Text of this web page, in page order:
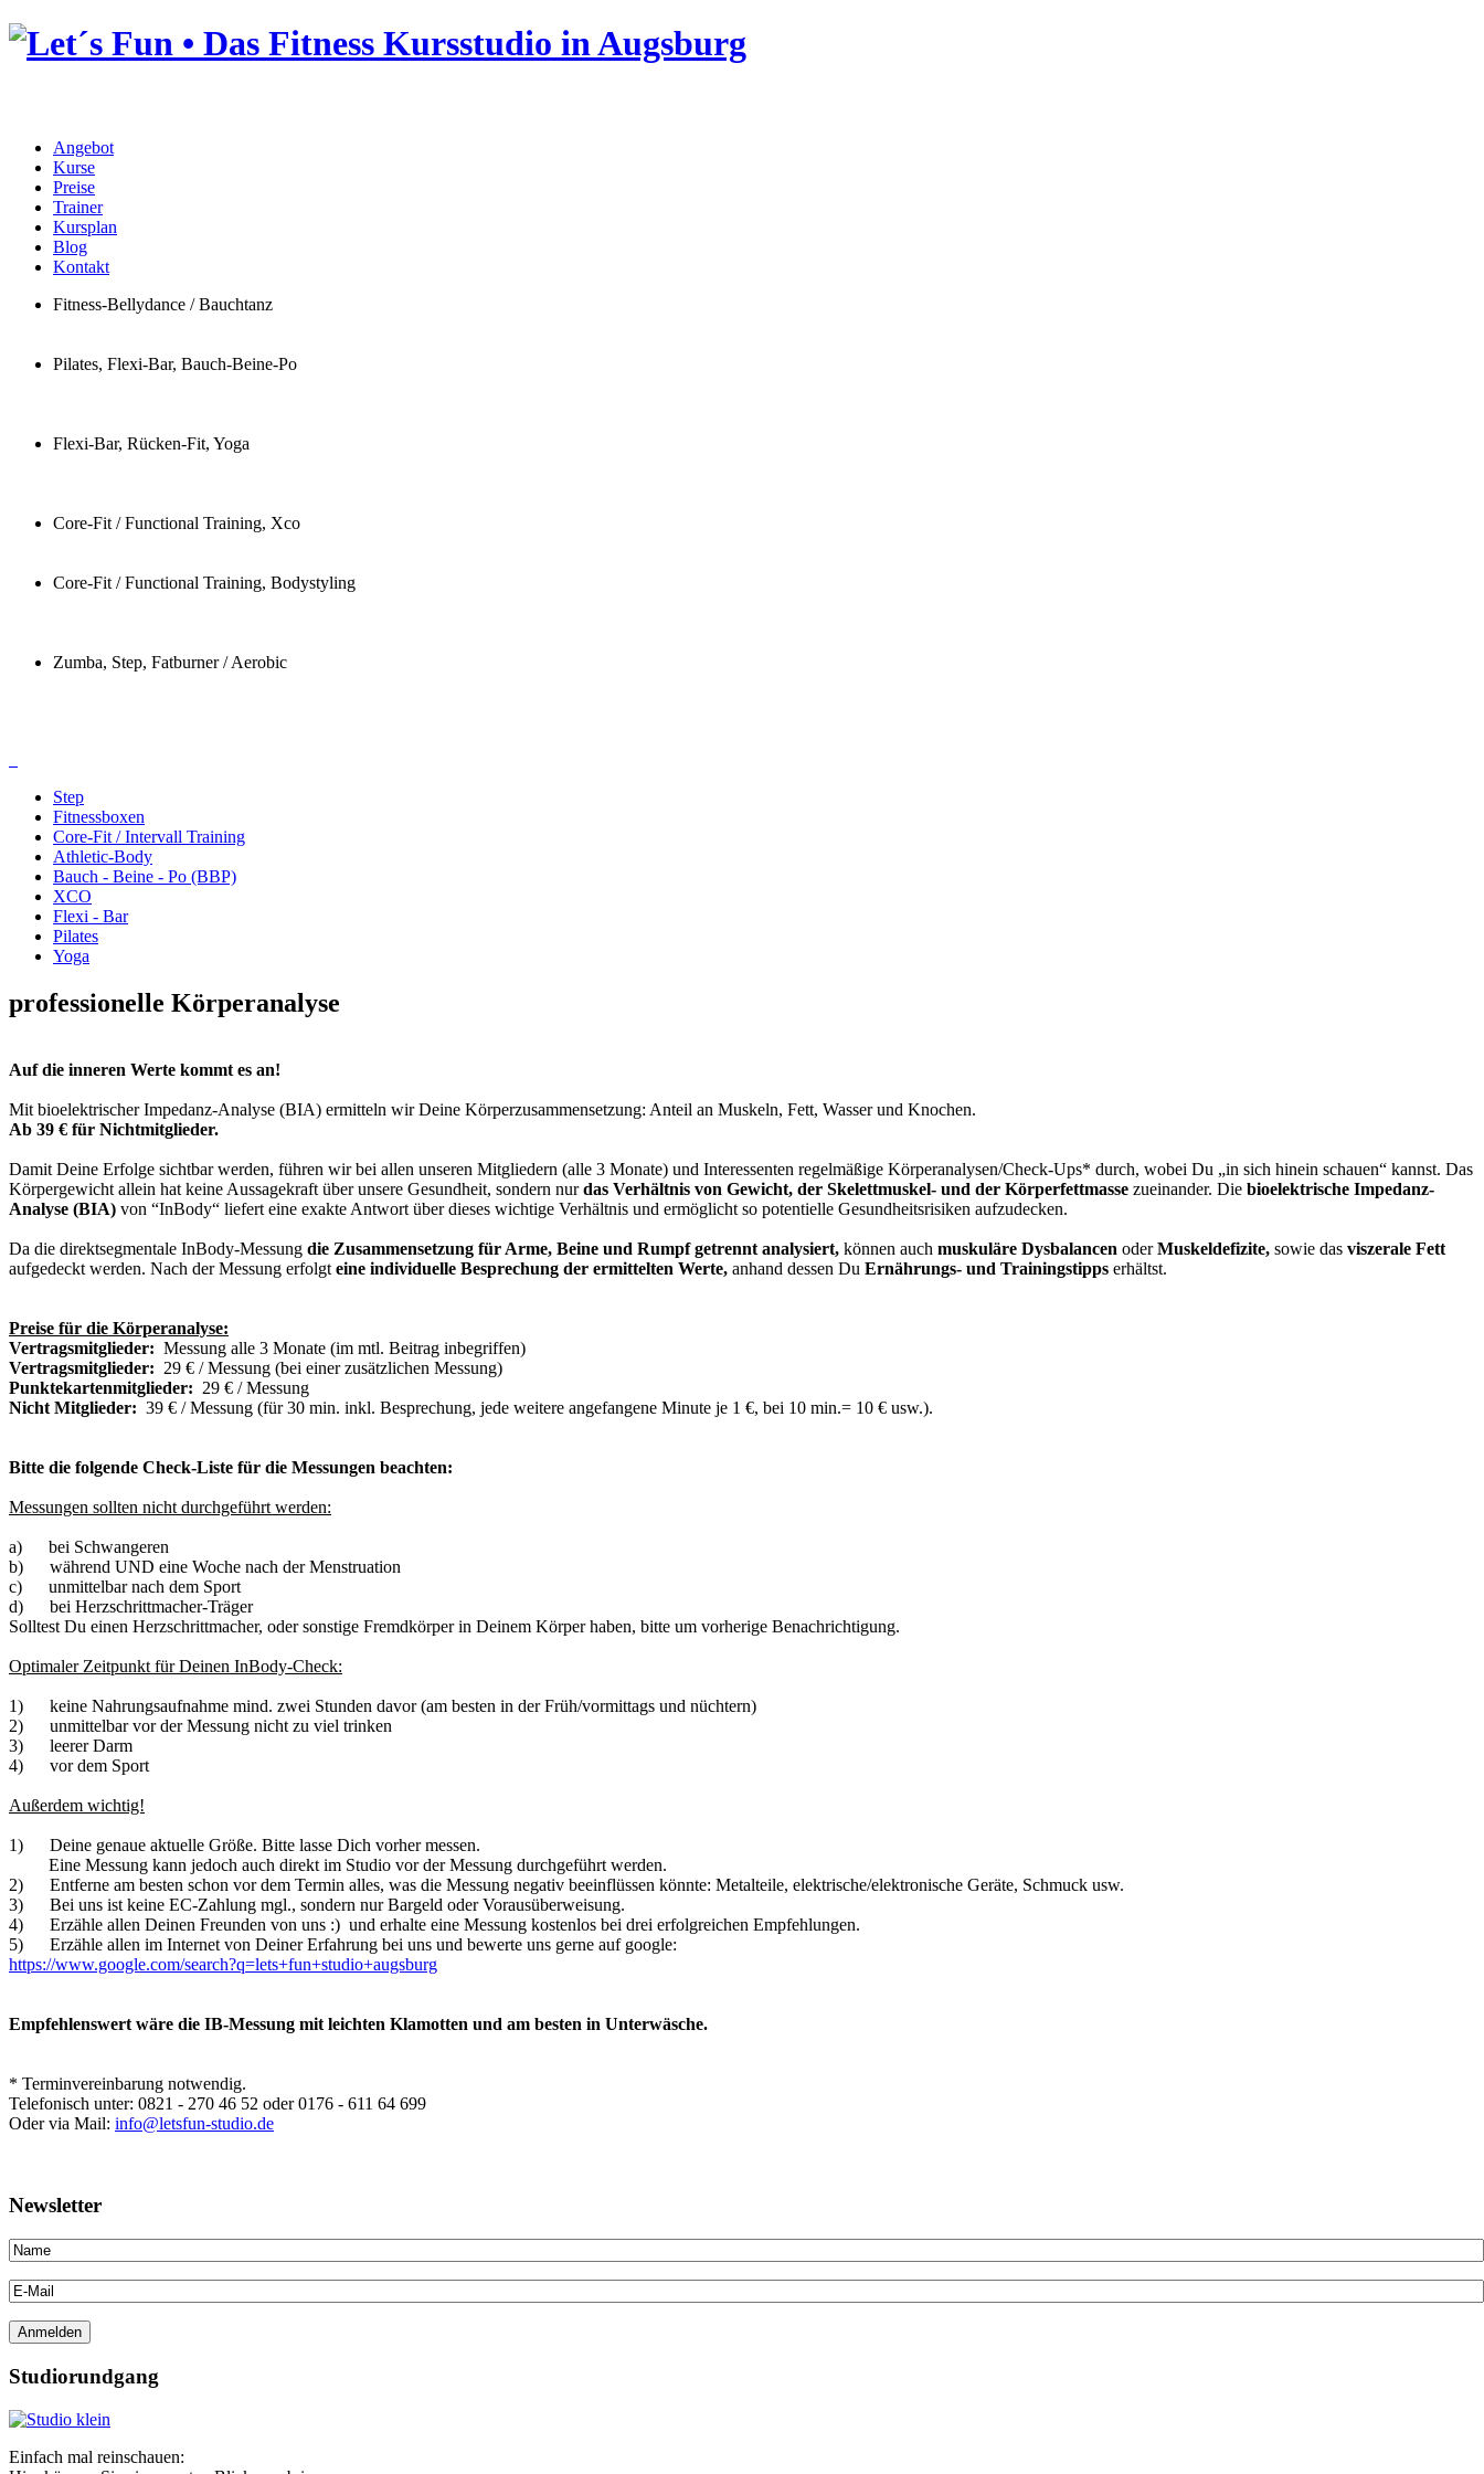
Angebot
Kurse
Preise
Trainer
Kursplan
Blog
Kontakt
Fitness-Bellydance / Bauchtanz
Pilates, Flexi-Bar, Bauch-Beine-Po
Flexi-Bar, Rücken-Fit, Yoga
Core-Fit / Functional Training, Xco
Core-Fit / Functional Training, Bodystyling
Zumba, Step, Fatburner / Aerobic
Step
Fitnessboxen
Core-Fit / Intervall Training
Athletic-Body
Bauch - Beine - Po (BBP)
XCO
Flexi - Bar
Pilates
Yoga
professionelle Körperanalyse
Auf die inneren Werte kommt es an!
Mit bioelektrischer Impedanz-Analyse (BIA) ermitteln wir Deine Körperzusammensetzung: Anteil an Muskeln, Fett, Wasser und Knochen.
Ab 39 € für Nichtmitglieder.
Damit Deine Erfolge sichtbar werden, führen wir bei allen unseren Mitgliedern (alle 3 Monate) und Interessenten regelmäßige Körperanalysen/Check-Ups* durch, wobei Du „in sich hinein schauen“ kannst. Das
Körpergewicht allein hat keine Aussagekraft über unsere Gesundheit, sondern nurdas Verhältnis von Gewicht, der Skelettmuskel- und der Körperfettmasse zueinander. Die bioelektrische Impedanz-
Analyse (BIA) von “InBody“ liefert eine exakte Antwort über dieses wichtige Verhältnis und ermöglicht so potentielle Gesundheitsrisiken aufzudecken.
Da die direktsegmentale InBody-Messung die Zusammensetzung für Arme, Beine und Rumpf getrennt analysiert, können auch muskuläre Dysbalancen oderMuskeldefizite, sowie das viszerale Fett
aufgedeckt werden. Nach der Messung erfolgt eine individuelle Besprechung der ermittelten Werte, anhand dessen Du Ernährungs- und Trainingstipps erhältst.
Preise für die Körperanalyse:
Vertragsmitglieder: Messung alle 3 Monate (im mtl. Beitrag inbegriffen)
Vertragsmitglieder: 29 € / Messung (bei einer zusätzlichen Messung)
Punktekartenmitglieder: 29 € / Messung
Nicht Mitglieder: 39 € / Messung (für 30 min. inkl. Besprechung, jede weitere angefangene Minute je 1 €, bei 10 min.= 10 € usw.).
Bitte die folgende Check-Liste für die Messungen beachten:
Messungen sollten nicht durchgeführt werden:
a) bei Schwangeren
b) während UND eine Woche nach der Menstruation
c) unmittelbar nach dem Sport
d) bei Herzschrittmacher-Träger
Solltest Du einen Herzschrittmacher, oder sonstige Fremdkörper in Deinem Körper haben, bitte um vorherige Benachrichtigung.
Optimaler Zeitpunkt für Deinen InBody-Check:
1) keine Nahrungsaufnahme mind. zwei Stunden davor (am besten in der Früh/vormittags und nüchtern)
2) unmittelbar vor der Messung nicht zu viel trinken
3) leerer Darm
4) vor dem Sport
Außerdem wichtig!
1) Deine genaue aktuelle Größe. Bitte lasse Dich vorher messen.
Eine Messung kann jedoch auch direkt im Studio vor der Messung durchgeführt werden.
2) Entferne am besten schon vor dem Termin alles, was die Messung negativ beeinflüssen könnte: Metalteile, elektrische/elektronische Geräte, Schmuck usw.
3) Bei uns ist keine EC-Zahlung mgl., sondern nur Bargeld oder Vorausüberweisung.
4) Erzähle allen Deinen Freunden von uns :) und erhalte eine Messung kostenlos bei drei erfolgreichen Empfehlungen.
5) Erzähle allen im Internet von Deiner Erfahrung bei uns und bewerte uns gerne auf google:
https://www.google.com/search?q=lets+fun+studio+augsburg
Empfehlenswert wäre die IB-Messung mit leichten Klamotten und am besten in Unterwäsche.
* Terminvereinbarung notwendig.
Telefonisch unter: 0821 - 270 46 52 oder 0176 - 611 64 699
Oder via Mail: info@letsfun-studio.de
Newsletter
Studiorundgang
Einfach mal reinschauen: